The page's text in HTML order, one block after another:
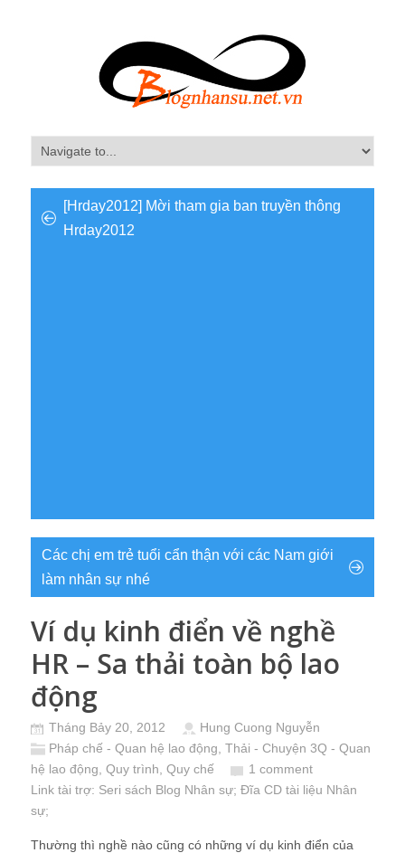
[Hrday2012] Mời tham gia ban truyền thông
Hrday2012
Các chị em trẻ tuổi cẩn thận với các Nam giới
làm nhân sự nhé
Ví dụ kinh điển về nghề
HR – Sa thải toàn bộ lao
động
Tháng Bảy 20, 2012
Hung Cuong Nguyễn
Pháp chế - Quan hệ lao động Thải - Chuyện 3Q - Quan
hệ lao động, Quy trình, Quy chế
1 comment
Link tài trợ: Seri sách Blog Nhân sự; Đĩa CD tài liệu Nhân
sự;
Thường thì nghề nào cũng có những ví dụ kinh điển của